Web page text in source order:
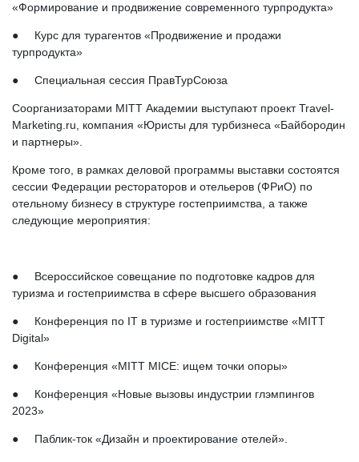
«Формирование и продвижение современного турпродукта»
● Курс для турагентов «Продвижение и продажи
турпродукта»
● Специальная сессия ПравТурСоюза
Соорганизаторами MITT Академии выступают проект Travel-
Marketing.ru, компания «Юристы для турбизнеса «Байбородин
и партнеры».
Кроме того, в рамках деловой программы выставки состоятся
сессии Федерации рестораторов и отельеров (ФРиО) по
отельному бизнесу в структуре гостеприимства, а также
следующие мероприятия:
● Всероссийское совещание по подготовке кадров для
туризма и гостеприимства в сфере высшего образования
● Конференция по IT в туризме и гостеприимстве «MITT
Digital»
● Конференция «MITT MICE: ищем точки опоры»
● Конференция «Новые вызовы индустрии глэмпингов
2023»
● Паблик-ток «Дизайн и проектирование отелей».